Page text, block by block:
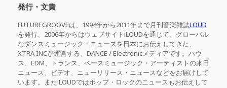
発行・文責
FUTUREGROOVEは、1994年から2011年まで月刊音楽雑誌LOUD
を発行、2006年からはウェブサイトiLOUDを通じて、グローバル
なダンスミュージック・ニュースを日本にお伝えしてきた、
XTRA INCが運営する、DANCE / Electronicメディアです。ハウ
ス、EDM、トランス、ベースミュージック・アーティストの来日
ニュース、ビデオ、ニューリリース・ニュースなどをお届けして
います。またiLOUDではポップ・ロックのニュースもお伝えして